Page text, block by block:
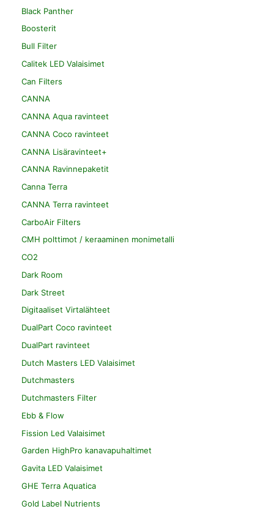
Black Panther
Boosterit
Bull Filter
Calitek LED Valaisimet
Can Filters
CANNA
CANNA Aqua ravinteet
CANNA Coco ravinteet
CANNA Lisäravinteet+
CANNA Ravinnepaketit
Canna Terra
CANNA Terra ravinteet
CarboAir Filters
CMH polttimot / keraaminen monimetalli
CO2
Dark Room
Dark Street
Digitaaliset Virtalähteet
DualPart Coco ravinteet
DualPart ravinteet
Dutch Masters LED Valaisimet
Dutchmasters
Dutchmasters Filter
Ebb & Flow
Fission Led Valaisimet
Garden HighPro kanavapuhaltimet
Gavita LED Valaisimet
GHE Terra Aquatica
Gold Label Nutrients